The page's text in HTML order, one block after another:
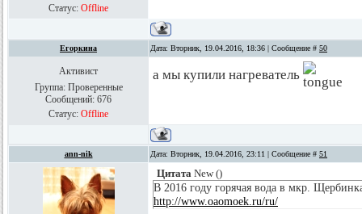
Статус: Offline
Егоркина Дата: Вторник, 19.04.2016, 18:36 | Сообщение # 50
Активист
Группа: Проверенные
Сообщений: 676
Статус: Offline
а мы купили нагреватель
ann-nik Дата: Вторник, 19.04.2016, 23:11 | Сообщение # 51
Цитата New()
В 2016 году горячая вода в мкр.
http://www.oaomoek.ru/ru/